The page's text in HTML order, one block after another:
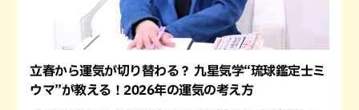
立春から運気が切り替わる？ 九星気学“琉球鑑定士ミ
ウマ”が教える！2026年の運気の考え方